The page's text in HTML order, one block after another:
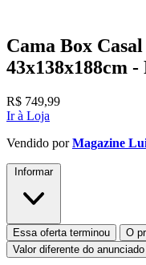
Cama Box
43x138x188cm
R$ 749,99
Ir à Loja
Vendido porMagazine
Informar
Essa oferta terminou
O
Valor diferente do anunciado